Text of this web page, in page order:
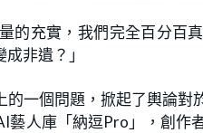
的充實，我們完全百分百
非遺？」
一個問題，掀起了輿論
人庫「納逗Pro」，創作